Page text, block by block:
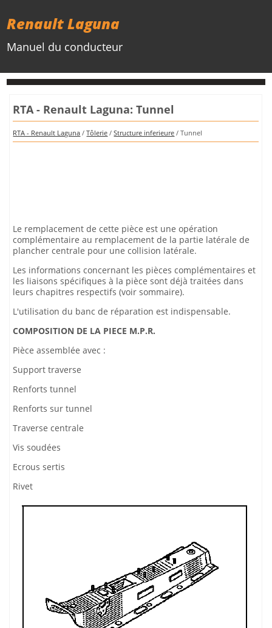
Renault Laguna
Manuel du conducteur
RTA - Renault Laguna: Tunnel
RTA - Renault Laguna /Tôlerie /Structure inferieure / Tunnel
Le remplacement de cette pièce est une opération
complémentaire au remplacement de la partie latérale de
plancher centrale pour une collision latérale.
Les informations concernant les pièces complémentaires et
les liaisons spécifiques à la pièce sont déjà traitées dans
leurs chapitres respectifs (voir sommaire).
L'utilisation du banc de réparation est indispensable.
COMPOSITION DE LA PIECE M.P.R.
Pièce assemblée avec :
Support traverse
Renforts tunnel
Renforts sur tunnel
Traverse centrale
Vis soudées
Ecrous sertis
Rivet